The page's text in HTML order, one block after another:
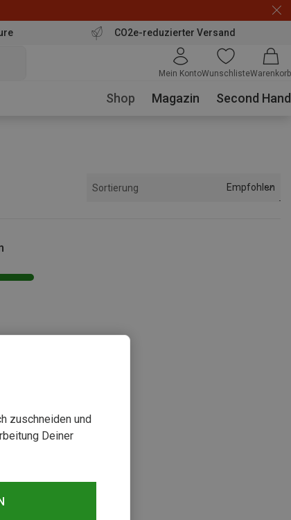
CO2e-reduzierter Versand
Mein KontoWunschlisteWarenkorb
Shop Magazin Second Hand
Sortierung Empfohlen
zuschneiden und
Deiner